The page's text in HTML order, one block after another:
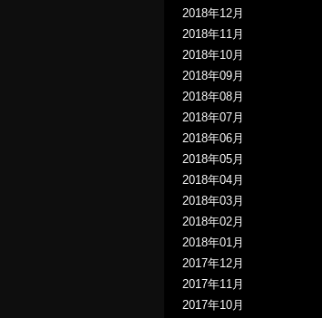
2018年12月
2018年11月
2018年10月
2018年09月
2018年08月
2018年07月
2018年06月
2018年05月
2018年04月
2018年03月
2018年02月
2018年01月
2017年12月
2017年11月
2017年10月